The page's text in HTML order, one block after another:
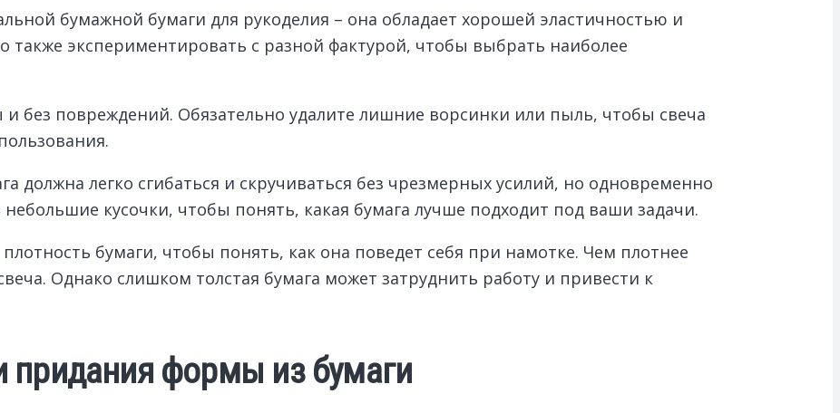
бумажной бумаги для рукоделия – она обладает хорошей эластичностью и
также экспериментировать с разной фактурой, чтобы выбрать наиболее
без повреждений. Обязательно удалите лишние ворсинки или пыль, чтобы свеча
должна легко сгибаться и скручиваться без чрезмерных усилий, но одновременно
кусочки, чтобы понять, какая бумага лучше подходит под ваши задачи.
бумаги, чтобы понять, как она поведет себя при намотке. Чем плотнее
Однако слишком толстая бумага может затруднить работу и привести к
придания формы из бумаги